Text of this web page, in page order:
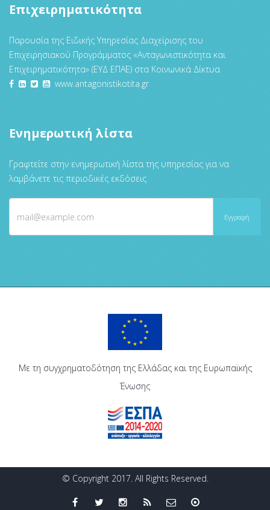
Επιχειρηματικότητα
Παρουσία της Ειδικής Υπηρεσίας Διαχείρισης του
Επιχειρησιακού Προγράμματος «Ανταγωνιστικότητα και
Επιχειρηματικότητα» (ΕΥΔ ΕΠΑΕ) στα Κοινωνικά Δίκτυα
www.antagonistikotita.gr
Ενημερωτική λίστα
Γραφτείτε στην ενημερωτική λίστα της υπηρεσίας για να
λαμβάνετε τις περιοδικές εκδόσεις
Με τη συγχρηματοδότηση της Ελλάδας και της Ευρωπαϊκής
Ένωσης
© Copyright 2017. All Rights Reserved.